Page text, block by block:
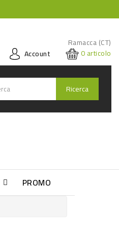
Ramacca (CT)
Account
0articolo
Ricerca
PROMO